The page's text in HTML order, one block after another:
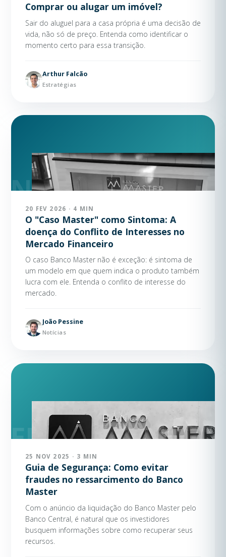
Comprar ou alugar um imóvel?
Sair do aluguel para a casa própria é uma decisão de
vida, não só de preço. Entenda como identificar o
momento certo para essa transição.
Arthur Falcão
Estratégias
20 FEV 2026 · 4 MIN
O "Caso Master" como Sintoma: A
doença do Conflito de Interesses no
Mercado Financeiro
O caso Banco Master não é exceção: é sintoma de
um modelo em que quem indica o produto também
lucra com ele. Entenda o conflito de interesse do
mercado.
João Pessine
Notícias
25 NOV 2025 · 3 MIN
Guia de Segurança: Como evitar
fraudes no ressarcimento do Banco
Master
Com o anúncio da liquidação do Banco Master pelo
Banco Central, é natural que os investidores
busquem informações sobre como recuperar seus
recursos.